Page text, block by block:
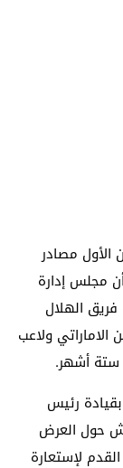
ديسمبر/كانون الأول مصادر
مجلس إدارة
الهلال
ولاعب
ستة أشهر.
رئيس
حول العرض
لإستعارة